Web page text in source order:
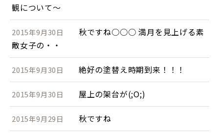
観について～
2015年9月30日
秋ですね○○○ 満月を見上げる素
敵女子の・・
2015年9月30日 絶好の塗替え時期到来！！！
2015年9月30日 屋上の架台が(;O;)
2015年9月29日 秋ですね